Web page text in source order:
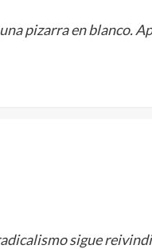
pizarra en blanco.
sigue